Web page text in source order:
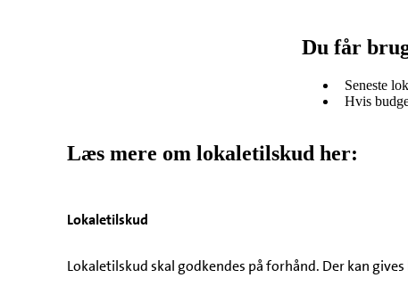
Du får
Seneste
Hvis
Læs mere om lokaletilskud her:
Lokaletilskud
Lokaletilskud skal godkendes på forhånd. Der kan